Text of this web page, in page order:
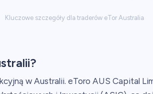
Kluczowe szczegóły dla traderów eTor Australia
w Australii. eToro AUS Capital